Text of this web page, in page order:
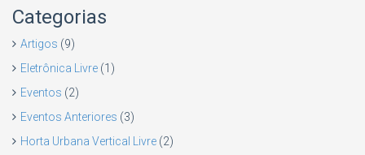
Categorias
Artigos (9)
Eletrônica Livre (1)
Eventos (2)
Eventos Anteriores (3)
Horta Urbana Vertical Livre (2)